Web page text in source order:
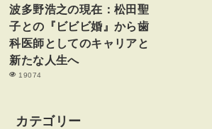
波多野浩之の現在：松田聖
子との『ビビビ婚』から歯
科医師としてのキャリアと
新たな人生へ
19074
カテゴリー